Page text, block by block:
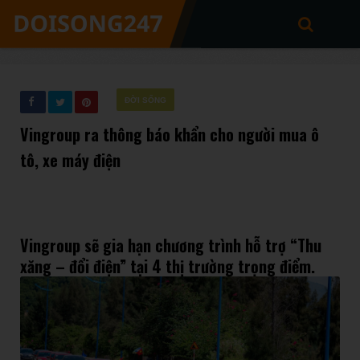
ĐỜI SỐNG
Vingroup ra thông báo khẩn cho người mua ô
tô, xe máy điện
Vingroup sẽ gia hạn chương trình hỗ trợ “Thu
xăng – đổi điện” tại 4 thị trường trọng điểm.